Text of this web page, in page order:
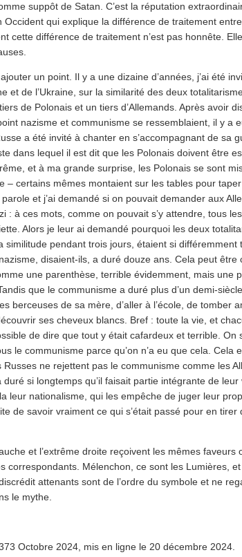
suppôt de Satan. C’est la réputation
Occident qui explique la différence de traitement
cette différence de traitement n’est pas honnête.
un point. Il y a une dizaine d’années, j’ai été
et de l’Ukraine, sur la similarité des deux
de Polonais et un tiers d’Allemands. Après avoir
nazisme et communisme se ressemblaient, il y a
a été invité à chanter en s’accompagnant de sa
dans lequel il est dit que les Polonais doivent être
et à ma grande surprise, les Polonais se sont
– certains mêmes montaient sur les tables pour
et j’ai demandé si on pouvait demander aux
: à ces mots, comme on pouvait s’y attendre, tous
Alors je leur ai demandé pourquoi les deux
similitude pendant trois jours, étaient si différemment
disaient-ils, a duré douze ans. Cela peut être
une parenthèse, terrible évidemment, mais une
que le communisme a duré plus d’un demi-
berceuses de sa mère, d’aller à l’école, de tomber
ses cheveux blancs. Bref : toute la vie, et
de dire que tout y était cafardeux et terrible. On
le communisme parce qu’on n’a eu que cela. Cela
Russes ne rejettent pas le communisme comme les
duré si longtemps qu’il faisait partie intégrante de
leur nationalisme, qui les empêche de juger leur
de savoir vraiment ce qui s’était passé pour en tirer
et l’extrême droite reçoivent les mêmes faveurs
correspondants. Mélenchon, ce sont les Lumières,
attenants sont de l’ordre du symbole et ne
le mythe.
Octobre 2024, mis en ligne le 20 décembre 2024.